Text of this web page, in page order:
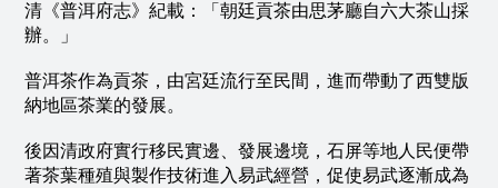
清《普洱府志》紀載：「朝廷貢茶由思茅廳自六大茶山採
辦。」
普洱茶作為貢茶，由宮廷流行至民間，進而帶動了西雙版
納地區茶業的發展。
後因清政府實行移民實邊、發展邊境，石屏等地人民便帶
著茶葉種殖與製作技術進入易武經營，促使易武逐漸成為